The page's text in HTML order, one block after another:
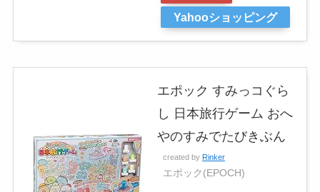
Yahooショッピング
エポック すみっコぐら
し 日本旅行ゲーム おへ
やのすみでたびきぶん
created by Rinker
エポック(EPOCH)